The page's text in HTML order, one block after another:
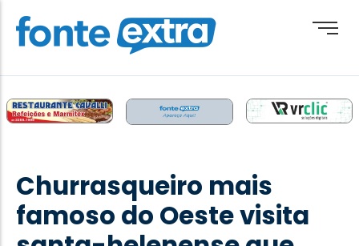
Destaque
Esporte
Churrasqueiro mais
famoso do Oeste visita